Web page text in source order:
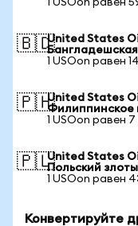
1 USOon равен
🇧🇩United States
1 USOon равен
🇵🇭United States
Филиппинское
1 USOon равен
🇵🇱United States
Польский
1 USOon равен
Конвертируйте